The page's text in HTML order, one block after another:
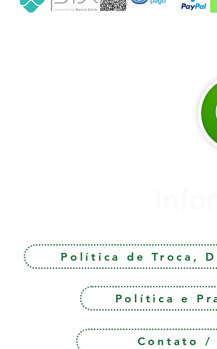
Política de Troca,
Política e
Contato /